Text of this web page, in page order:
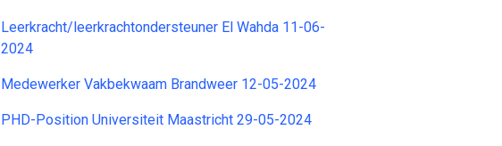
Leerkracht/leerkrachtondersteuner El Wahda 11-06-
2024
Medewerker Vakbekwaam Brandweer 12-05-2024
PHD-Position Universiteit Maastricht 29-05-2024